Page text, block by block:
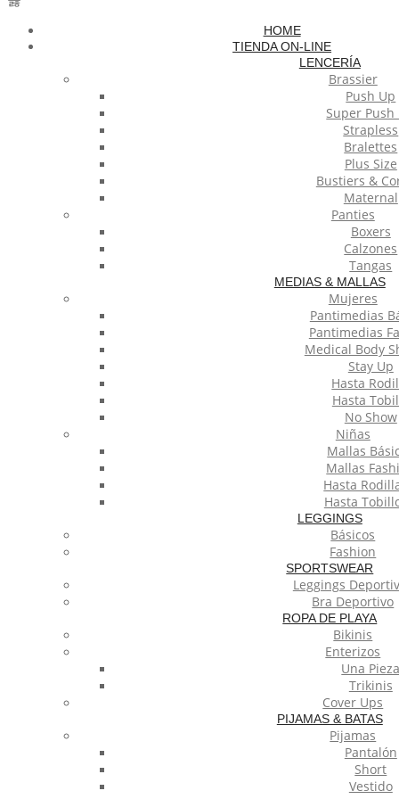
HOME
TIENDA ON-LINE
LENCERÍA
Brassier
Push Up
Super Push
Strapless
Bralettes
Plus Size
Bustiers &
Maternal
Panties
Boxers
Calzones
Tangas
MEDIAS & MALLAS
Mujeres
Pantimedias
Pantimedias
Medical Body
Stay Up
Hasta
Hasta
No Show
Niñas
Mallas
Mallas
Hasta
Hasta
LEGGINGS
Básicos
Fashion
SPORTSWEAR
Leggings
Bra Deportivo
ROPA DE PLAYA
Bikinis
Enterizos
Una Pieza
Trikinis
Cover Ups
PIJAMAS & BATAS
Pijamas
Pantalón
Short
Vestido